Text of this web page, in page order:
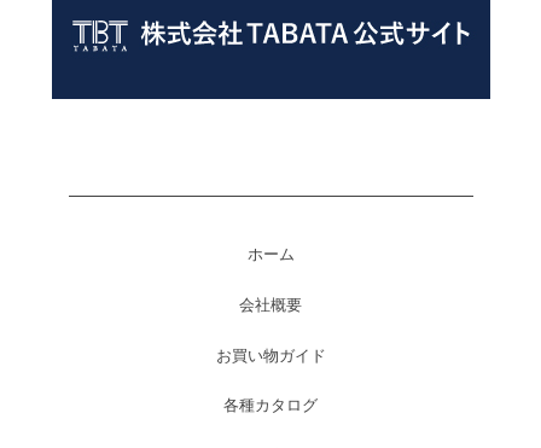
ホーム
会社概要
お買い物ガイド
各種カタログ